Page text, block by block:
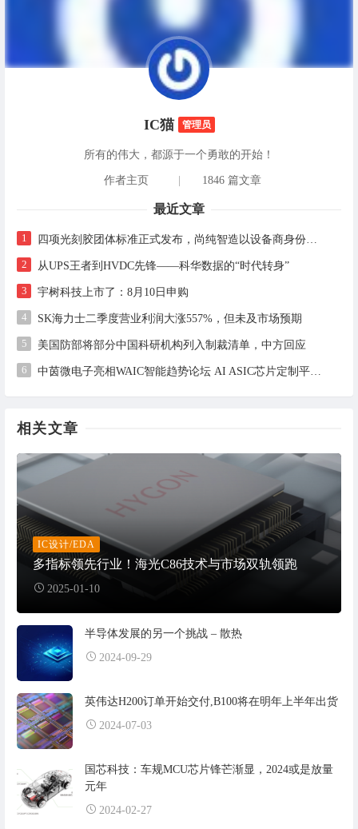
IC猫 管理员
所有的伟大，都源于一个勇敢的开始！
作者主页 1846 篇文章
最近文章
1
2 从UPS王者到HVDC先锋——科华数据的“时代转身”
3 宇树科技上市了：8月10日申购
4 SK海力士二季度营业利润大涨557%，但未及市场预期
5 美国防部将部分中国科研机构列入制裁清单，中方回应
6
相关文章
IC设计/EDA
多指标领先行业！海光C86技术与市场双轨领跑
2025-01-10
半导体发展的另一个挑战 – 散热
2024-09-29
英伟达H200订单开始交付,B100将在明年上半年出货
2024-07-03
国芯科技：车规MCU芯片锋芒渐显，2024或是放量
元年
2024-02-27